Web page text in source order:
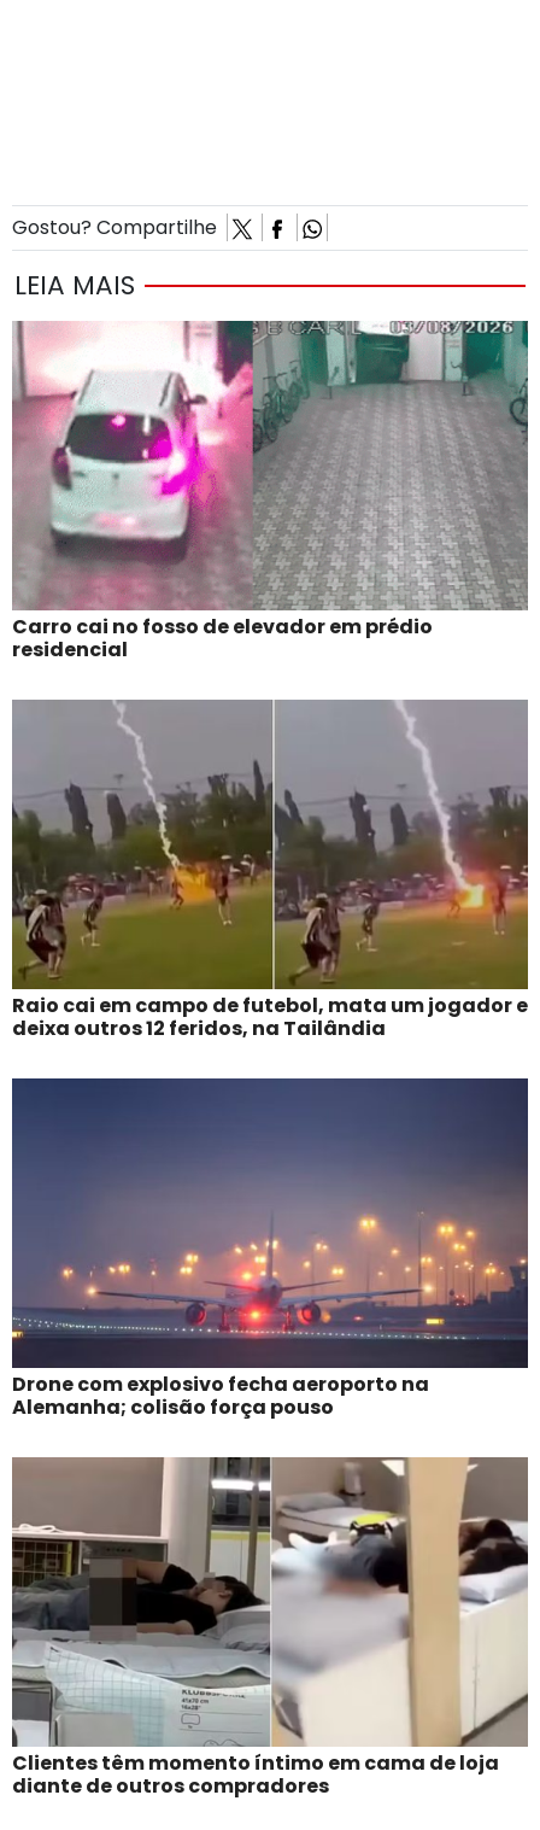
Gostou? Compartilhe
LEIA MAIS
Carro cai no fosso de elevador em prédio
residencial
Raio cai em campo de futebol, mata um jogador e
deixa outros 12 feridos, na Tailândia
Drone com explosivo fecha aeroporto na
Alemanha; colisão força pouso
Clientes têm momento íntimo em cama de loja
diante de outros compradores